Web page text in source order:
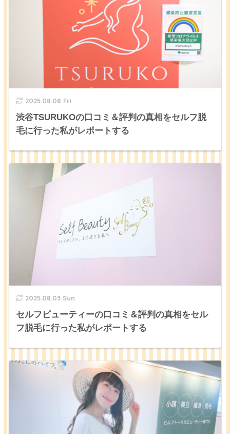
2025.08.08 Fri
渋谷TSURUKOの口コミ＆評判の真相をセルフ脱
毛に行った私がレポートする
2025.08.03 Sun
セルフビューティーの口コミ＆評判の真相をセル
フ脱毛に行った私がレポートする